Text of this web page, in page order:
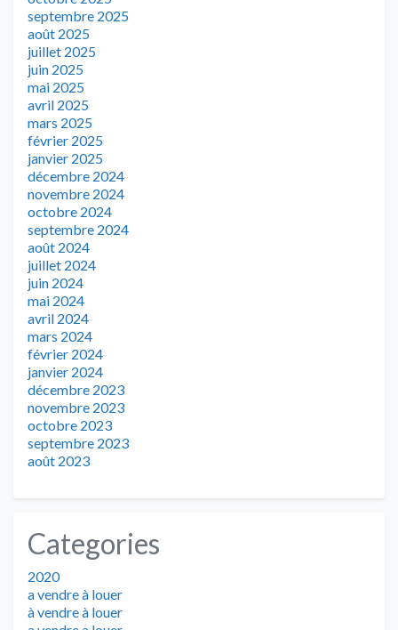
septembre 2025
août 2025
juillet 2025
juin 2025
mai 2025
avril 2025
mars 2025
février 2025
janvier 2025
décembre 2024
novembre 2024
octobre 2024
septembre 2024
août 2024
juillet 2024
juin 2024
mai 2024
avril 2024
mars 2024
février 2024
janvier 2024
décembre 2023
novembre 2023
octobre 2023
septembre 2023
août 2023
Categories
2020
a vendre à louer
à vendre à louer